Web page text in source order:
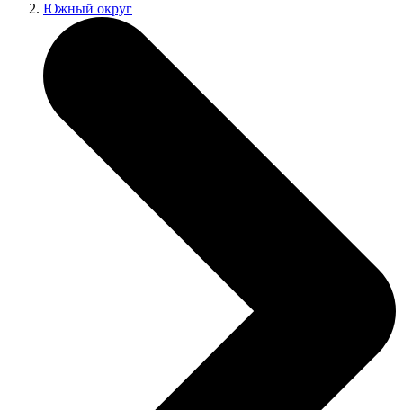
Южный округ